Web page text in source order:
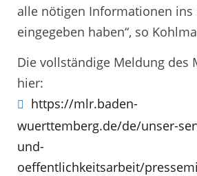
alle nötigen Informationen ins
eingegeben haben“, so
Die vollständige Meldung des
hier:
https://mlr.baden-
wuerttemberg.de/de/unser-
und-
oeffentlichkeitsarbeit/